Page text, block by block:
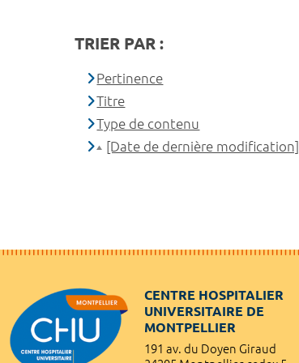
TRIER PAR :
Pertinence
Titre
Type de contenu
[Date de dernière modification]
CENTRE HOSPITALIER
UNIVERSITAIRE DE
MONTPELLIER
191 av. du Doyen Giraud